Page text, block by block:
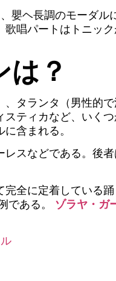
嬰ヘ長調のモーダ
唱パートはトニッ
？
タランタ（男性的
ティカなど、いく
含まれる。
スなどである。後
全に定着している踊
である。 ゾラヤ・ガ